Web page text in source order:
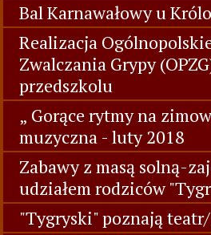
Bal Karnawałowy u
Realizacja
Zwalczania Grypy
przedszkolu
„ Gorące rytmy na
muzyczna - luty 2018
Zabawy z masą solną-
udziałem rodziców
"Tygryski" poznają